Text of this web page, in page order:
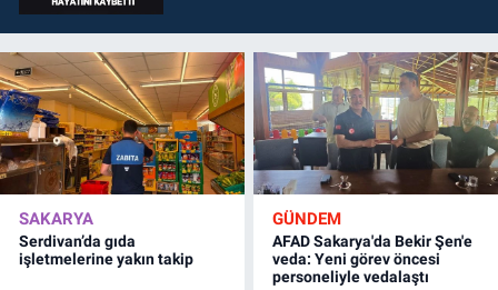
SAKARYA
Serdivan’da gıda
işletmelerine yakın takip
GÜNDEM
AFAD Sakarya'da Bekir Şen'e
veda: Yeni görev öncesi
personeliyle vedalaştı